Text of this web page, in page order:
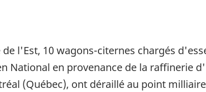
de l'Est, 10 wagons-citernes chargés
National en provenance de la raffinerie
(Québec), ont déraillé au point